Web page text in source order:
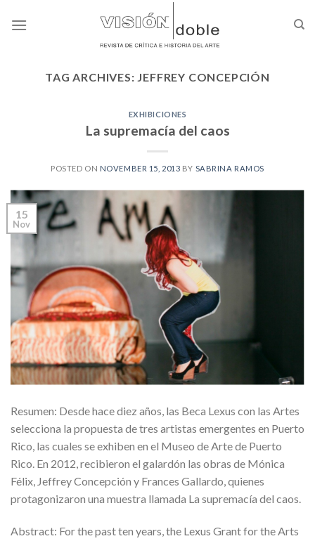
TAG ARCHIVES: JEFFREY CONCEPCIÓN
EXHIBICIONES
La supremacía del caos
POSTED ON NOVEMBER 15, 2013 BY SABRINA RAMOS
15
Nov
Resumen: Desde hace diez años, las Beca Lexus con las Artes
selecciona la propuesta de tres artistas emergentes en Puerto
Rico, las cuales se exhiben en el Museo de Arte de Puerto
Rico. En 2012, recibieron el galardón las obras de Mónica
Félix, Jeffrey Concepción y Frances Gallardo, quienes
protagonizaron una muestra llamada La supremacía del caos.
Abstract: For the past ten years, the Lexus Grant for the Arts